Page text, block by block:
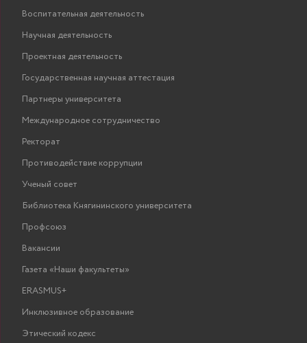
Воспитательная деятельность
Научная деятельность
Проектная деятельность
Государственная научная аттестация
Партнеры университета
Международное сотрудничество
Ректорат
Противодействие коррупции
Ученый совет
Библиотека Княгининского университета
Профсоюз
Вакансии
Газета «Наши факультеты»
ERASMUS+
Инклюзивное образование
Этический кодекс